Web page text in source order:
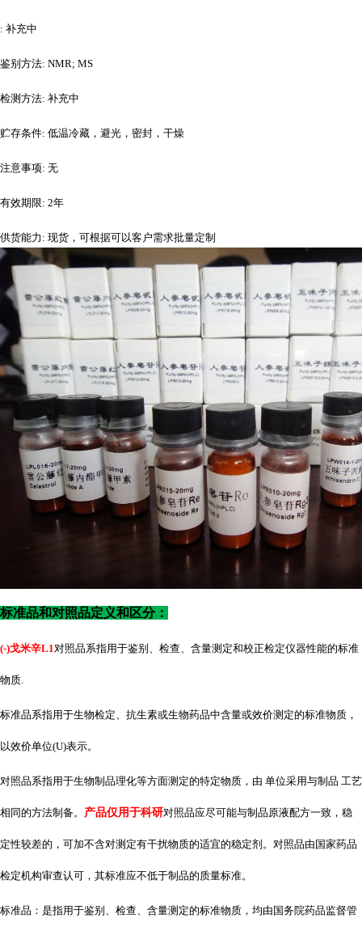
: 补充中
鉴别方法: NMR; MS
检测方法: 补充中
贮存条件: 低温冷藏，避光，密封，干燥
注意事项: 无
有效期限: 2年
供货能力 : 现货，可根据可以客户需求批量定制
标准品和对照品定义和区分：
(-)戈米辛L1对照品系指用于鉴别、检查、含量测定和校正检定仪器性能的标准
物质.
标准品系指用于生物检定、抗生素或生物药品中含量或效价测定的标准物质，
以效价单位(U)表示。
对照品系指用于生物制品理化等方面测定的特定物质，由 单位采用与制品 工艺
相同的方法制备。 产品仅用于科研对照品应尽可能与制品原液配方一致，稳
定性较差的，可加不含对测定有干扰物质的适宜的稳定剂。对照品由国家药品
检定机构审查认可，其标准应不低于制品的质量标准。
标准品：是指用于鉴别、检查、含量测定的标准物质，均由国务院药品监督管